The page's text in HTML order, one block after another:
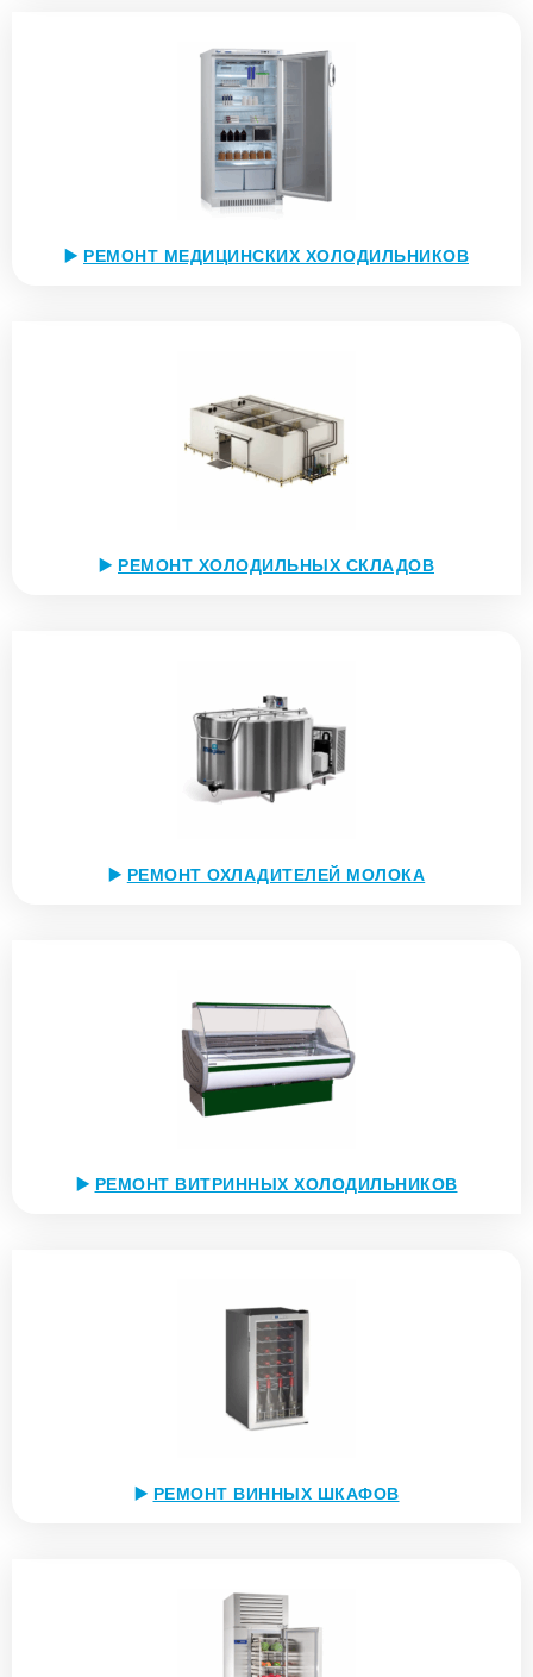
▶️ РЕМОНТ МЕДИЦИНСКИХ ХОЛОДИЛЬНИКОВ
▶️ РЕМОНТ ХОЛОДИЛЬНЫХ СКЛАДОВ
▶️ РЕМОНТ ОХЛАДИТЕЛЕЙ МОЛОКА
▶️ РЕМОНТ ВИТРИННЫХ ХОЛОДИЛЬНИКОВ
▶️ РЕМОНТ ВИННЫХ ШКАФОВ